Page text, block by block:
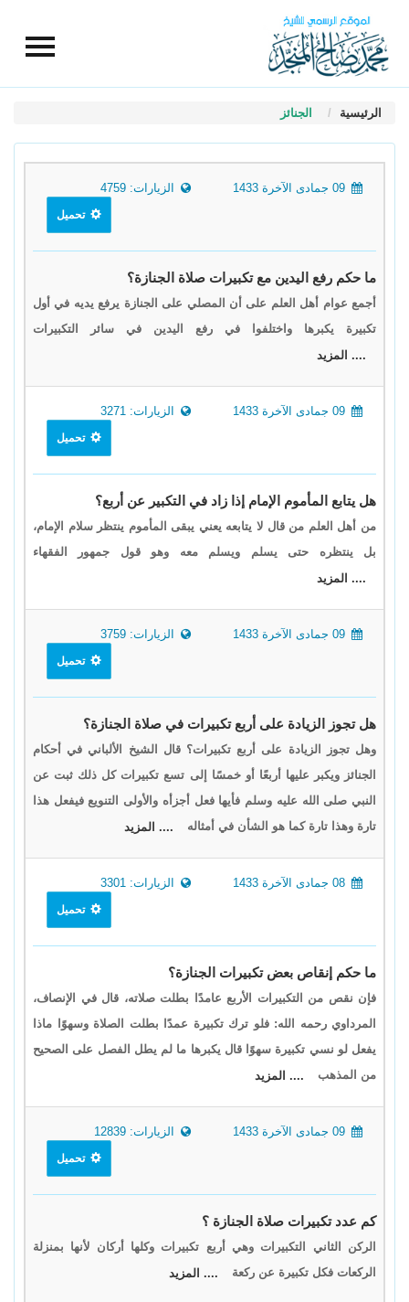
الرئيسية الجنائز
الزيارات: 4759
تحميل
ما حكم رفع اليدين مع تكبيرات صلاة الجنازة؟
أجمع عوام أهل العلم على أن المصلي على الجنازة يرفع يديه في أول
تكبيرة يكبرها واختلفوا في رفع اليدين في سائر التكبيرات
.... المزيد
الزيارات: 3271
تحميل
هل يتابع المأموم الإمام إذا زاد في التكبير عن أربع؟
من أهل العلم من قال لا يتابعه يعني يبقى المأموم ينتظر سلام الإمام،
بل ينتظره حتى يسلم ويسلم معه وهو قول جمهور الفقهاء
.... المزيد
الزيارات: 3759
تحميل
هل تجوز الزيادة على أربع تكبيرات في صلاة الجنازة؟
وهل تجوز الزيادة على أربع تكبيرات؟ قال الشيخ الألباني في أحكام
الجنائز ويكبر عليها أربعًا أو خمسًا إلى تسع تكبيرات كل ذلك ثبت عن
النبي صلى الله عليه وسلم فأيها فعل أجزأه والأولى التنويع فيفعل هذا
تارة وهذا تارة كما هو الشأن في أمثاله
.... المزيد
الزيارات: 3301
تحميل
ما حكم إنقاص بعض تكبيرات الجنازة؟
فإن نقص من التكبيرات الأربع عامدًا بطلت صلاته، قال في الإنصاف،
المرداوي رحمه الله: فلو ترك تكبيرة عمدًا بطلت الصلاة وسهوًا ماذا
يفعل لو نسي تكبيرة سهوًا قال يكبرها ما لم يطل الفصل على الصحيح
من المذهب
.... المزيد
الزيارات: 12839
تحميل
كم عدد تكبيرات صلاة الجنازة ؟
الركن الثاني التكبيرات وهي أربع تكبيرات وكلها أركان لأنها بمنزلة
الركعات فكل تكبيرة عن ركعة
.... المزيد